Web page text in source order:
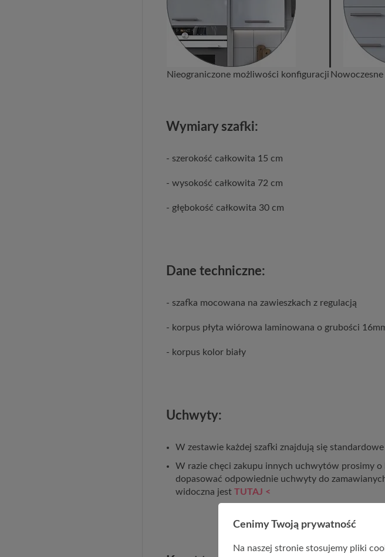
Nieograniczone możliwości konfiguracji
Wymiary szafki:
- szerokość całkowita 15 cm
- wysokość całkowita 72 cm
- głębokość całkowita 30 cm
Dane techniczne:
- szafka mocowana na zawieszkach z regulacją
- korpus płyta wiórowa laminowana o grubości
- korpus kolor biały
Uchwyty:
W zestawie każdej szafki znajdują się
W razie chęci zakupu innych uchwytów prosimy o
dopasować odpowiednie uchwyty do
widoczna jest TUTAJ <
Cenimy Twoją prywatność
Na naszej stronie stosujemy pliki